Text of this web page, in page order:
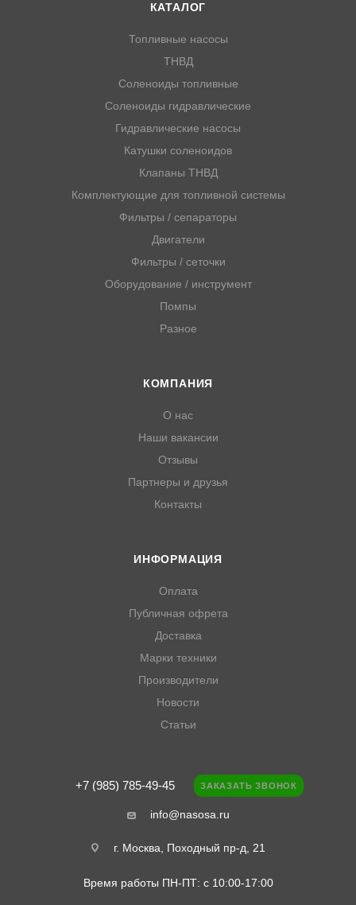
КАТАЛОГ
Топливные насосы
ТНВД
Соленоиды топливные
Соленоиды гидравлические
Гидравлические насосы
Катушки соленоидов
Клапаны ТНВД
Комплектующие для топливной системы
Фильтры / сепараторы
Двигатели
Фильтры / сеточки
Оборудование / инструмент
Помпы
Разное
КОМПАНИЯ
О нас
Наши вакансии
Отзывы
Партнеры и друзья
Контакты
ИНФОРМАЦИЯ
Оплата
Публичная офрета
Доставка
Марки техники
Производители
Новости
Статьи
+7 (985) 785-49-45 ЗАКАЗАТЬ ЗВОНОК
info@nasosa.ru
г. Москва, Походный пр-д, 21
Время работы ПН-ПТ: с 10:00-17:00